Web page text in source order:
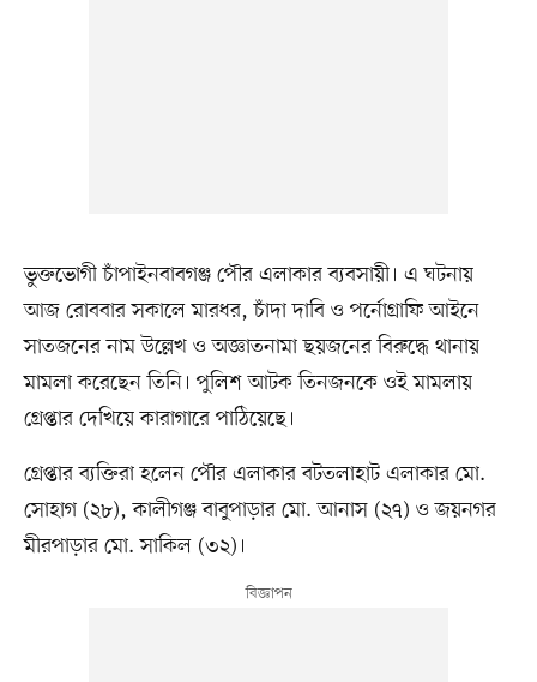
ভুক্তভোগী চাঁপাইনবাবগঞ্জ পৌর এলাকার ব্যবসায়ী। এ ঘটনায়
আজ রোববার সকালে মারধর, চাঁদা দাবি ও পর্নোগ্রাফি আইনে
সাতজনের নাম উল্লেখ ও অজ্ঞাতনামা ছয়জনের বিরুদ্ধে থানায়
মামলা করেছেন তিনি। পুলিশ আটক তিনজনকে ওই মামলায়
গ্রেপ্তার দেখিয়ে কারাগারে পাঠিয়েছে।
গ্রেপ্তার ব্যক্তিরা হলেন পৌর এলাকার বটতলাহাট এলাকার মো.
সোহাগ (২৮), কালীগঞ্জ বাবুপাড়ার মো. আনাস (২৭) ও জয়নগর
মীরপাড়ার মো. সাকিল (৩২)।